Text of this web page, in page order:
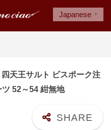
天王サルト ビスポーク注
52～54 紺無地
Japanese ▼